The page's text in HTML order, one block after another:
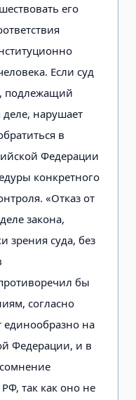
его
Если суд
подлежащий
нарушает
в
Федерации
конкретного
«Отказ от
закона,
зрения суда, без
бы
согласно
единообразно на
Федерации, и в
так как оно не